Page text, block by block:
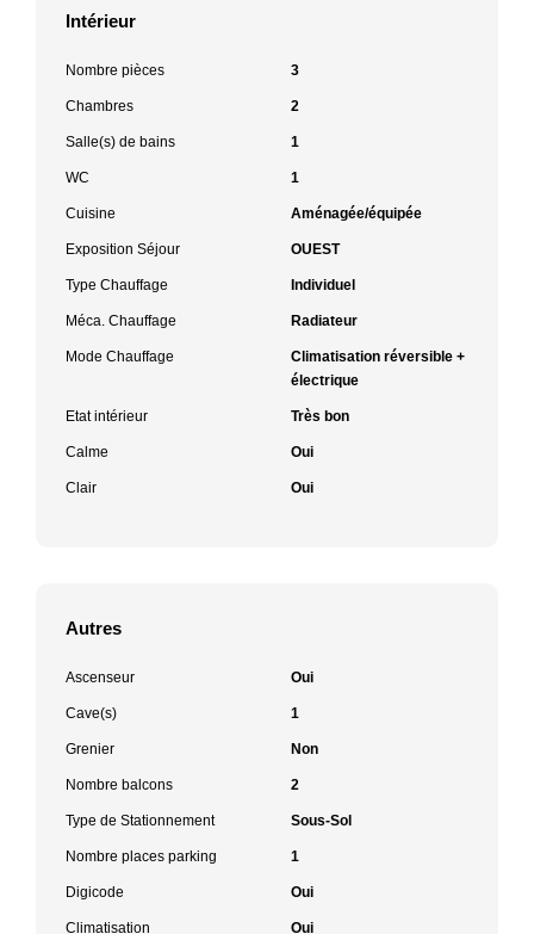
Intérieur
Nombre pièces 3
Chambres 2
Salle(s) de bains 1
WC 1
Cuisine Aménagée/équipée
Exposition Séjour OUEST
Type Chauffage Individuel
Méca. Chauffage Radiateur
Mode Chauffage
Climatisation réversible +
électrique
Etat intérieur Très bon
Calme Oui
Clair Oui
Autres
Ascenseur Oui
Cave(s) 1
Grenier Non
Nombre balcons 2
Type de Stationnement Sous-Sol
Nombre places parking 1
Digicode Oui
Climatisation Oui